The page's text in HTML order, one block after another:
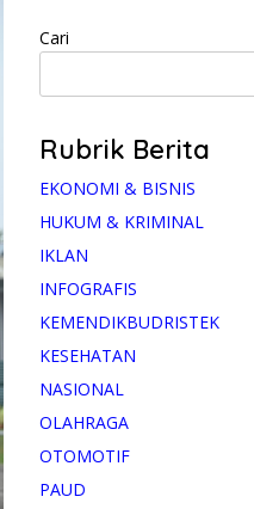
Cari
Rubrik Berita
EKONOMI & BISNIS
HUKUM & KRIMINAL
IKLAN
INFOGRAFIS
KEMENDIKBUDRISTEK
KESEHATAN
NASIONAL
OLAHRAGA
OTOMOTIF
PAUD